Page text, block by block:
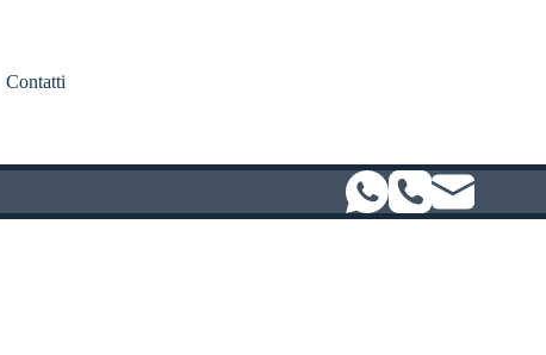
Contatti